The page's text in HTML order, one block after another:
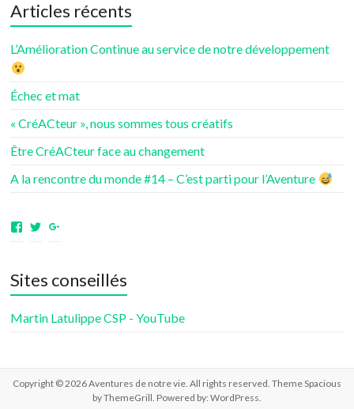
Articles récents
L’Amélioration Continue au service de notre développement
Échec et mat
« CréACteur », nous sommes tous créatifs
Être CréACteur face au changement
A la rencontre du monde #14 – C’est parti pour l’Aventure
Voir
aventuresdenotrevie
sur
Voir
Samsenie
sur
samsenie
sur
Sites conseillés
Martin Latulippe CSP - YouTube
Copyright © 2026Aventures de notre vie. All rights reserved. ThemeSpacious
by ThemeGrill. Powered by: WordPress.